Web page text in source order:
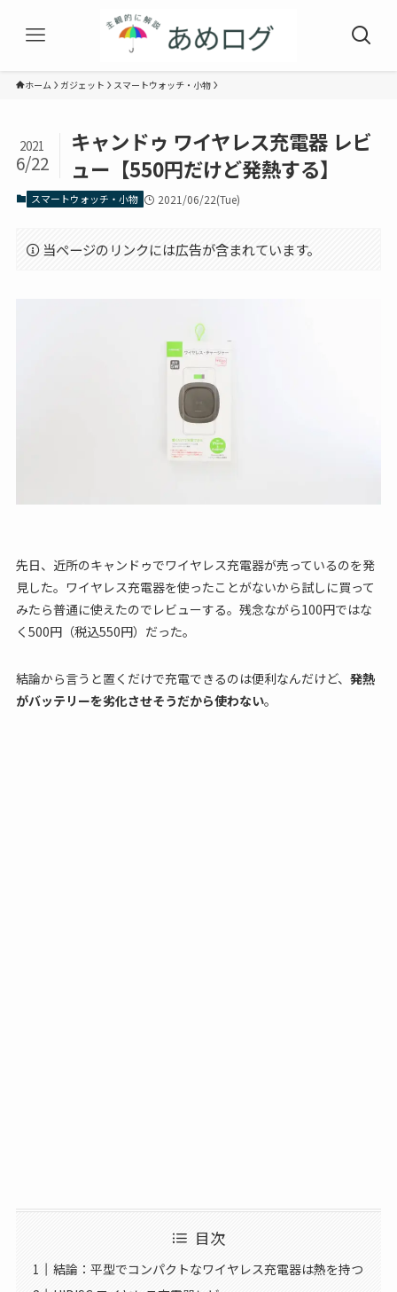
ホーム ガジェット スマートウォッチ・小物
キャンドゥ ワイヤレス充電器 レビ
ュー【550円だけど発熱する】
2021
6/22
スマートウォッチ・小物 2021/06/22(Tue)
当ページのリンクには広告が含まれています。
先日、近所のキャンドゥでワイヤレス充電器が売っているのを発
見した。ワイヤレス充電器を使ったことがないから試しに買って
みたら普通に使えたのでレビューする。残念ながら100円ではな
く500円（税込550円）だった。
結論から言うと置くだけで充電できるのは便利なんだけど、 発熱
がバッテリーを劣化させそうだから使わない。
目次
結論：平型でコンパクトなワイヤレス充電器は熱を持つ